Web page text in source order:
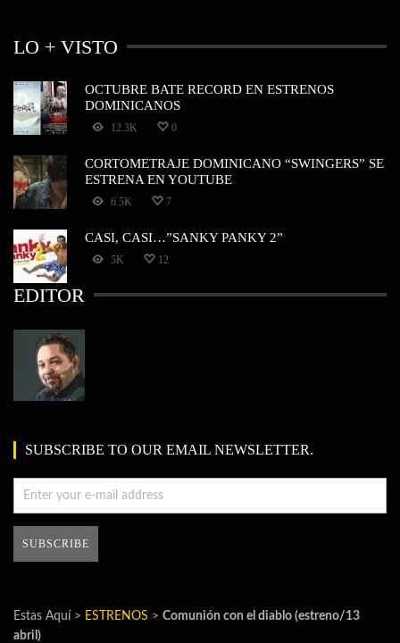
LO + VISTO
OCTUBRE BATE RECORD EN ESTRENOS
DOMINICANOS
12.3K 0
CORTOMETRAJE DOMINICANO “SWINGERS” SE
ESTRENA EN YOUTUBE
6.5K 7
CASI, CASI…”SANKY PANKY 2”
5K 12
EDITOR
SUBSCRIBE TO OUR EMAIL NEWSLETTER.
Estas Aquí > ESTRENOS > Comunión con el diablo (estreno/13
abril)